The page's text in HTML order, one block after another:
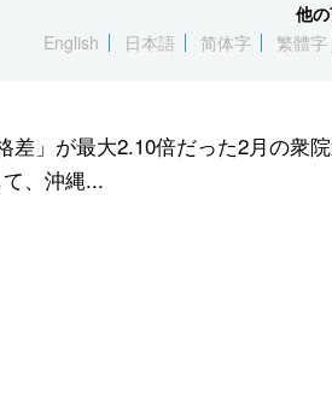
京2020
他
English
日本語 简体字 繁體字
差」が最大2.10倍だった2月の衆
、沖縄...